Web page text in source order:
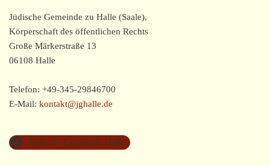
Jüdische Gemeinde zu Halle (Saale),
Körperschaft des öffentlichen Rechts
Große Märkerstraße 13
06108 Halle
Telefon: +49-345-29846700
E-Mail: kontakt@jghalle.de
Jüdische Gemeinde Halle